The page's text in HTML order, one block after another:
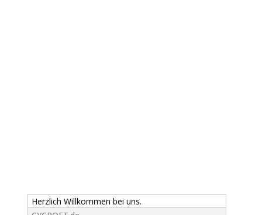
Herzlich Willkommen bei uns.